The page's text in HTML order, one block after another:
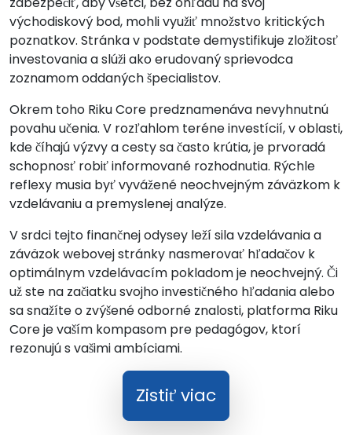
východiskový bod, mohli využiť množstvo kritických
poznatkov. Stránka v podstate demystifikuje zložitosť
investovania a slúži ako erudovaný sprievodca
zoznamom oddaných špecialistov.
Okrem toho Riku Core predznamenáva nevyhnutnú
povahu učenia. V rozľahlom teréne investícií, v oblasti,
kde číhajú výzvy a cesty sa často krútia, je prvoradá
schopnosť robiť informované rozhodnutia. Rýchle
reflexy musia byť vyvážené neochvejným záväzkom k
vzdelávaniu a premyslenej analýze.
V srdci tejto finančnej odysey leží sila vzdelávania a
záväzok webovej stránky nasmerovať hľadačov k
optimálnym vzdelávacím pokladom je neochvejný. Či
už ste na začiatku svojho investičného hľadania alebo
sa snažíte o zvýšené odborné znalosti, platforma Riku
Core je vaším kompasom pre pedagógov, ktorí
rezonujú s vašimi ambíciami.
Zistiť viac